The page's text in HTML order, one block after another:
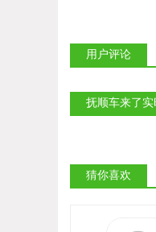
用户评论
抚顺车来了
猜你喜欢